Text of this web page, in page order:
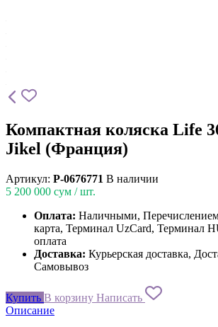
Компактная коляска Life
Jikel (Франция)
Артикул: P-0676771 В наличии
5 200 000 сум / шт.
Оплата: Наличными,
карта, Терминал UzCard, Терминал
оплата
Доставка: Курьерская доставка,
Самовывоз
Купить В корзину Написать
Описание